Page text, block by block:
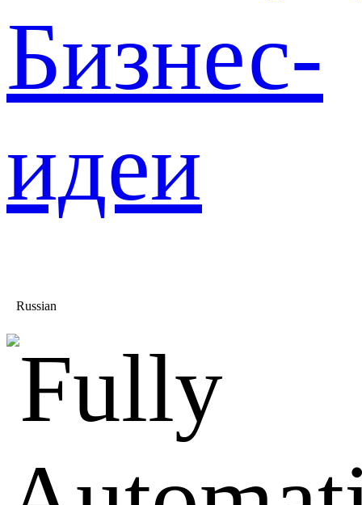
Бизнес-
идеи
Russian